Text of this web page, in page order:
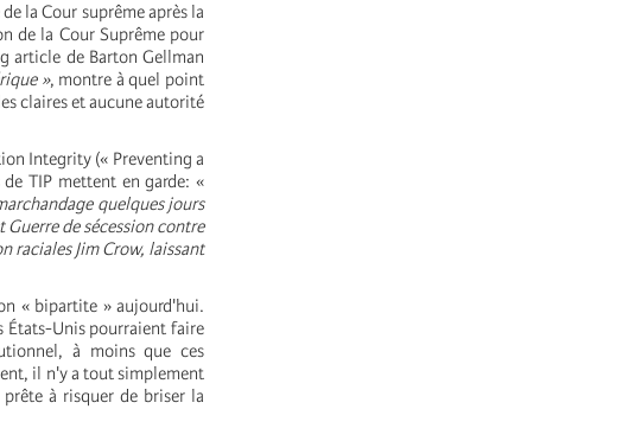
la Cour suprême après la
de la Cour Suprême pour
article de Barton Gellman
», montre à quel point
claires et aucune autorité
Integrity (« Preventing a
TIP mettent en garde: «
quelques jours
de sécession contre
raciales Jim Crow, laissant
« bipartite » aujourd'hui.
États-Unis pourraient faire
à moins que ces
il n'y a tout simplement
à risquer de briser la